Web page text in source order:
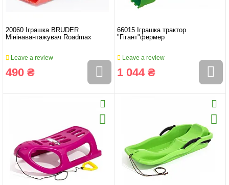
20060 Іграшка BRUDER
Мінінавантажувач Roadmax
Leave a review
490 ₴
66015 Іграшка трактор
"Гігант"фермер
Leave a review
1 044 ₴